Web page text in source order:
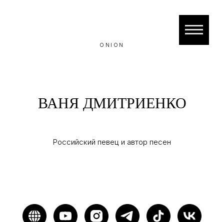
ONION
ВАНЯ ДМИТРИЕНКО
Российский певец и автор песен